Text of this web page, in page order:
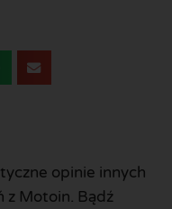
opinie innych
z Motoin. Bądź